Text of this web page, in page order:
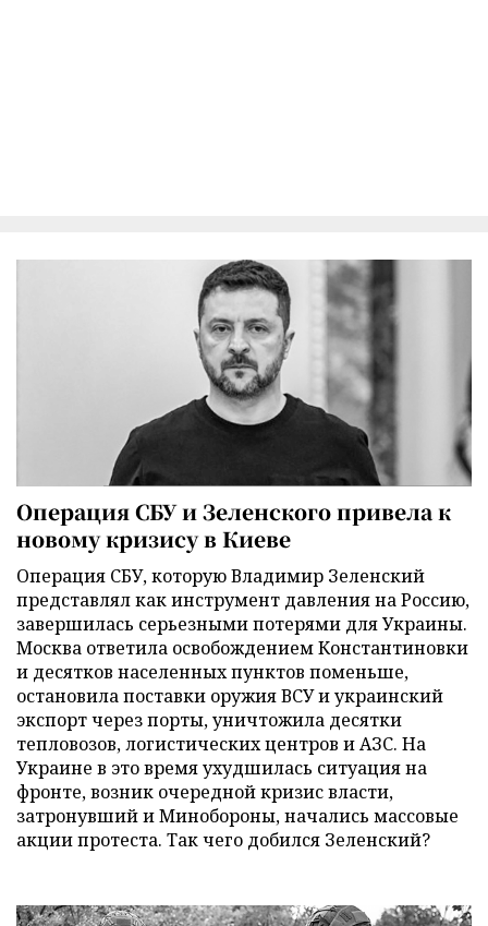
Операция СБУ и Зеленского привела к
новому кризису в Киеве
Операция СБУ, которую Владимир Зеленский
представлял как инструмент давления на Россию,
завершилась серьезными потерями для Украины.
Москва ответила освобождением Константиновки
и десятков населенных пунктов поменьше,
остановила поставки оружия ВСУ и украинский
экспорт через порты, уничтожила десятки
тепловозов, логистических центров и АЗС. На
Украине в это время ухудшилась ситуация на
фронте, возник очередной кризис власти,
затронувший и Минобороны, начались массовые
акции протеста. Так чего добился Зеленский?